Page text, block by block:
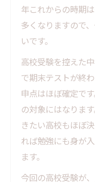
年これからの時期
多くなりますので
いです。
高校受験を控えた
で期末テストが終
申点はほぼ確定で
の対象にはなりま
きたい高校もほぼ
れば勉強にも身が
ます。
今回の高校受験が